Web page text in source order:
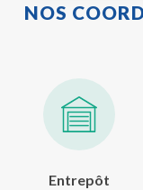
NOS
Entrepôt